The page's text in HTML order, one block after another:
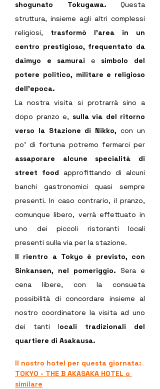
shogunato Tokugawa. Questa
struttura, insieme agli altri complessi
religiosi, trasformò l’area in un
centro prestigioso, frequentato da
daimyo e samurai e simbolo del
potere politico, militare e religioso
dell’epoca.
La nostra visita si protrarrà sino a
dopo pranzo e, sulla via del ritorno
verso la Stazione di Nikko, con un
assaporare alcune specialità di
street food approfittando di alcuni
banchi gastronomici quasi sempre
presenti. In caso contrario, il pranzo,
comunque libero, verrà effettuato in
uno dei piccoli ristoranti locali
presenti sulla via per la stazione.
Il rientro a Tokyo è previsto, con
Sinkansen, nel pomeriggio. Sera e
cena libere, con la consueta
possibilità di concordare insieme al
nostro coordinatore la visita ad uno
dei tanti locali tradizionali del
quartiere di Asakausa.
Il nostro hotel per questa giornata:
TOKYO - THE B AKASAKA HOTEL o
similare